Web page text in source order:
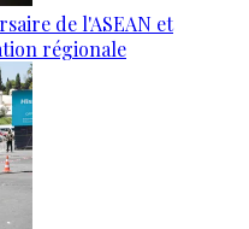
de l'ASEAN et
régionale